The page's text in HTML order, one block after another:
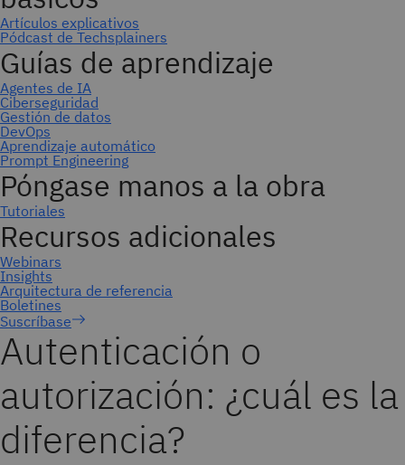
Suscríbase
Autenticación o
autorización: ¿cuál es la
diferencia?